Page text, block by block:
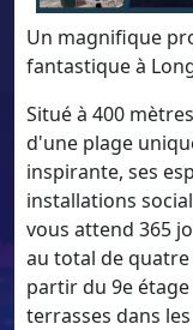
Un magnifique
fantastique à
Situé à 400
d'une plage
inspirante, ses
installations
vous attend 365
au total de
partir du 9e
terrasses dans